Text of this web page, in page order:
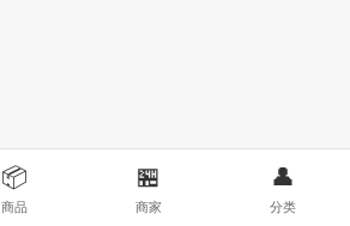
📦
商品
🏪
商家
👤
分类